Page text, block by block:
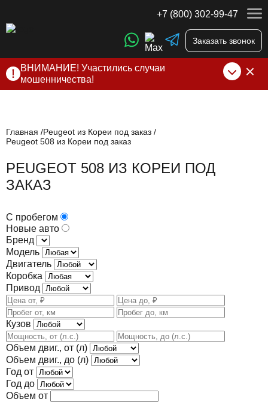
+7 (800) 302-99-47
Заказать звонок
ВНИМАНИЕ! Участились случаи
мошенничества!
нами по официальнымконтактам, указанным в соц сетях
и на сайте
Главная
Peugeot из Кореи под заказ
Peugeot 508 из Кореи под заказ
PEUGEOT 508 ИЗ КОРЕИ ПОД
ЗАКАЗ
С пробегом
Новые авто
Бренд
Модель
Двигатель
Коробка
Привод
Кузов
Объем двиг., от (л)
Объем двиг., до (л)
Год от
Год до
Объем от